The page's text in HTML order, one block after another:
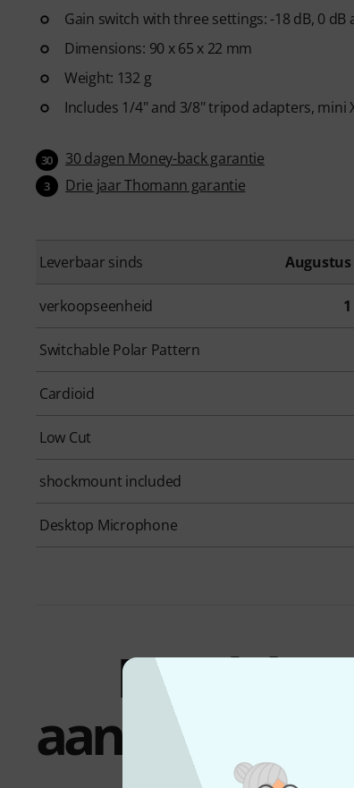
Gain switch with three settings: -18 dB, 0 dB
Dimensions: 90 x 65 x 22 mm
Weight: 132 g
Includes 1/4" and 3/8" tripod adapters, mini
30 30 dagen Money-back garantie
3 Drie jaar Thomann garantie
Leverbaar sinds Augustus
verkoopseenheid
Switchable Polar Pattern
Cardioid
Low Cut
shockmount included
Desktop Microphone
Bundels &
aanbiedingen